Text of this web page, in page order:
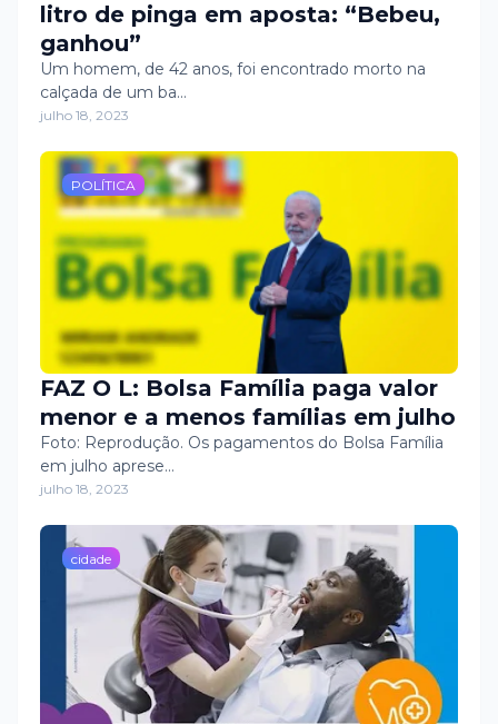
litro de pinga em aposta: “Bebeu,
ganhou”
Um homem, de 42 anos, foi encontrado morto na
calçada de um ba…
julho 18, 2023
POLÍTICA
FAZ O L: Bolsa Família paga valor
menor e a menos famílias em julho
Foto: Reprodução. Os pagamentos do Bolsa Família
em julho aprese…
julho 18, 2023
cidade